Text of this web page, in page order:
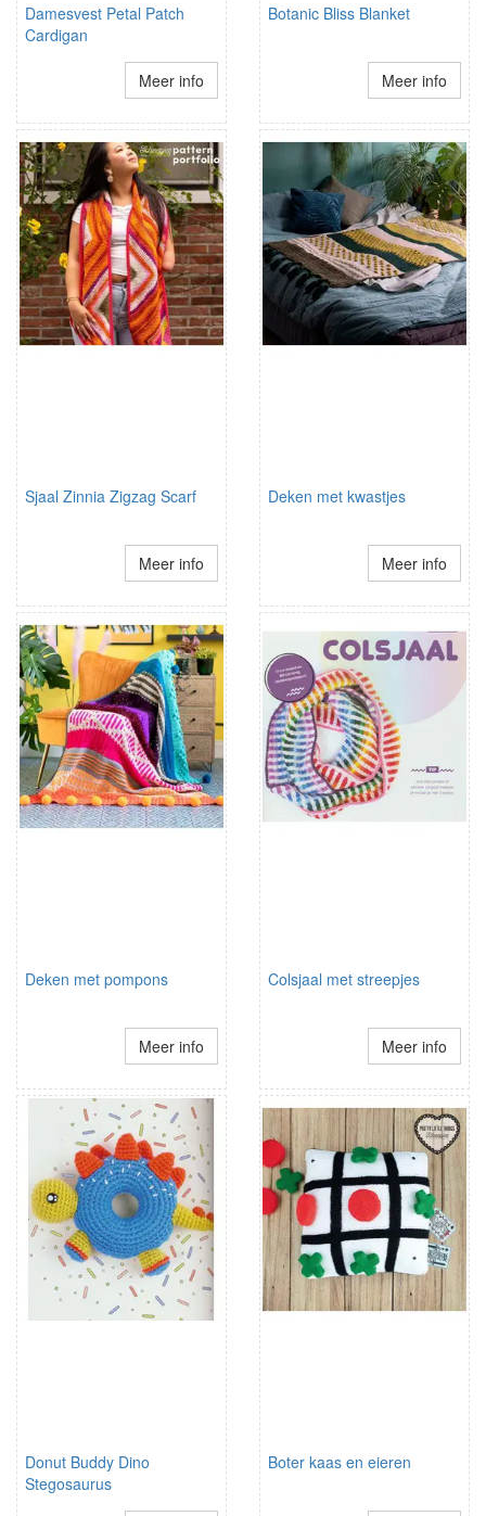
Damesvest Petal Patch
Cardigan
Meer info
Botanic Bliss Blanket
Meer info
Sjaal Zinnia Zigzag Scarf
Meer info
Deken met kwastjes
Meer info
Deken met pompons
Meer info
Colsjaal met streepjes
Meer info
Donut Buddy Dino
Stegosaurus
Boter kaas en eieren